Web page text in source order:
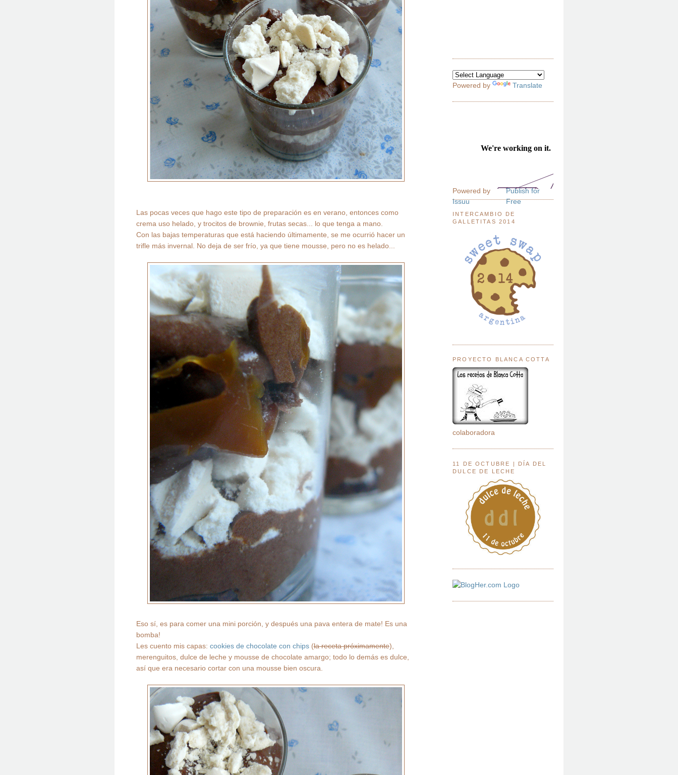
Las pocas veces que hago este tipo de preparación es en verano, entonces como
crema uso helado, y trocitos de brownie, frutas secas... lo que tenga a mano.
Con las bajas temperaturas que está haciendo últimamente, se me ocurrió hacer un
trifle más invernal. No deja de ser frío, ya que tiene mousse, pero no es helado...
Eso sí, es para comer una mini porción, y después una pava entera de mate! Es una
bomba!
Les cuento mis capas: cookies de chocolate con chips(la receta próximamente),
merenguitos, dulce de leche y mousse de chocolate amargo; todo lo demás es dulce,
así que era necesario cortar con una mousse bien oscura.
Powered by Translate
Powered by
Issuu
Publish for
Free
INTERCAMBIO DE
GALLETITAS 2014
PROYECTO BLANCA COTTA
colaboradora
11 DE OCTUBRE | DÍA DEL
DULCE DE LECHE